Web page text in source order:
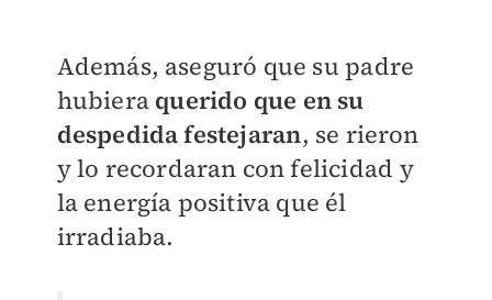
Además, aseguró que su padre
hubiera querido que en su
despedida festejaran, se rieron
y lo recordaran con felicidad y
la energía positiva que él
irradiaba.